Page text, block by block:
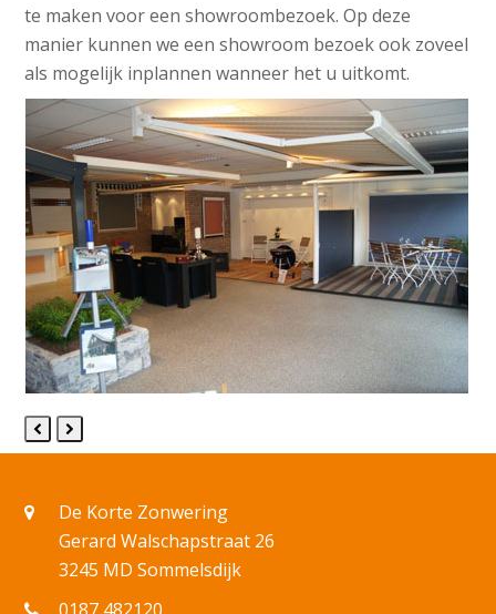
te maken voor een showroombezoek. Op deze
manier kunnen we een showroom bezoek ook zoveel
als mogelijk inplannen wanneer het u uitkomt.
Previous
Slide
Next
Slide
De Korte Zonwering
Gerard Walschapstraat 26
3245 MD Sommelsdijk